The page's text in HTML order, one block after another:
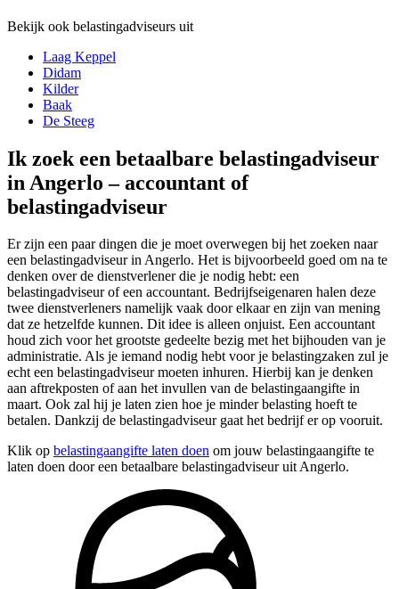
Bekijk ook belastingadviseurs uit
Laag Keppel
Didam
Kilder
Baak
De Steeg
Ik zoek een betaalbare belastingadviseur
in Angerlo – accountant of
belastingadviseur
Er zijn een paar dingen die je moet overwegen bij het zoeken naar
een belastingadviseur in Angerlo. Het is bijvoorbeeld goed om na te
denken over de dienstverlener die je nodig hebt: een
belastingadviseur of een accountant. Bedrijfseigenaren halen deze
twee dienstverleners namelijk vaak door elkaar en zijn van mening
dat ze hetzelfde kunnen. Dit idee is alleen onjuist. Een accountant
houd zich voor het grootste gedeelte bezig met het bijhouden van je
administratie. Als je iemand nodig hebt voor je belastingzaken zul je
echt een belastingadviseur moeten inhuren. Hierbij kan je denken
aan aftrekposten of aan het invullen van de belastingaangifte in
maart. Ook zal hij je laten zien hoe je minder belasting hoeft te
betalen. Dankzij de belastingadviseur gaat het bedrijf er op vooruit.
Klik op belastingaangifte laten doen om jouw belastingaangifte te
laten doen door een betaalbare belastingadviseur uit Angerlo.